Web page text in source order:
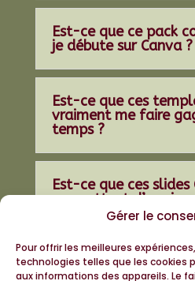
Gérer le
Pour offrir les meilleures
technologies telles que les cookies
aux informations des appareils. Le
Est-ce que ce pack
je débute sur Canva ?
Est-ce que ces
vraiment me faire
temps ?
Est-ce que ces slides
permettent d’avoir
professionnel ?